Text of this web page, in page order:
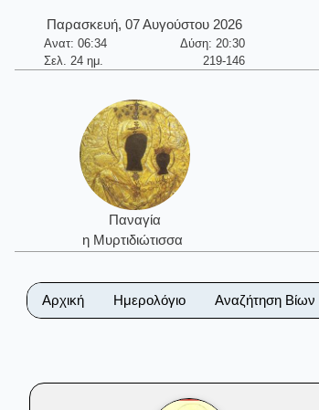
Παρασκευή, 07 Αυγούστου 2026
Ανατ: 06:34
Δύση: 20:30
Σελ. 24 ημ.
219-146
Παναγία
η Μυρτιδιώτισσα
Αρχική Ημερολόγιο Αναζήτηση Βίων